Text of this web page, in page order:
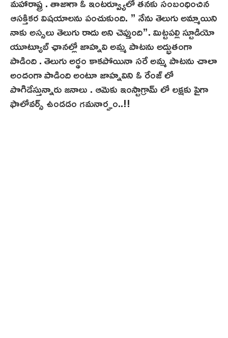
ఆసక్తికర విషయాలను పంచుకుంది. ” నేను తెలుగు అమ్మాయిని
నాకు అస్సలు తెలుగు రాదు అని చెప్తుంది”. మిట్టపల్లి స్టూడియో
యూట్యూబ్ ఛానల్లో జాహ్నవి అమ్మ పాటను అద్భుతంగా
పాడింది . తెలుగు అర్థం కాకపోయినా సరే అమ్మ పాటను చాలా
అందంగా పాడింది అంటూ జాహ్నవిని ఓ రేంజ్ లో
పొగిడేస్తున్నారు జనాలు . ఆమెకు ఇంస్టాగ్రామ్ లో లక్షకు పైగా
ఫాలోవర్స్ ఉండడం గమనార్హం..!!